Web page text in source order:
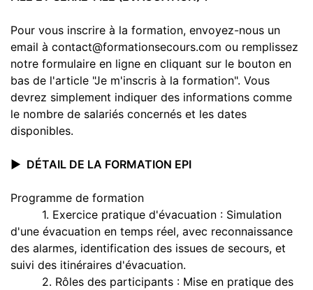
Pour vous inscrire à la formation, envoyez-nous un
email à contact@formationsecours.com ou remplissez
notre formulaire en ligne en cliquant sur le bouton en
bas de l'article "Je m'inscris à la formation". Vous
devrez simplement indiquer des informations comme
le nombre de salariés concernés et les dates
disponibles.
▶️ DÉTAIL DE LA FORMATION EPI
Programme de formation
1. Exercice pratique d'évacuation : Simulation
d'une évacuation en temps réel, avec reconnaissance
des alarmes, identification des issues de secours, et
suivi des itinéraires d'évacuation.
2. Rôles des participants : Mise en pratique des